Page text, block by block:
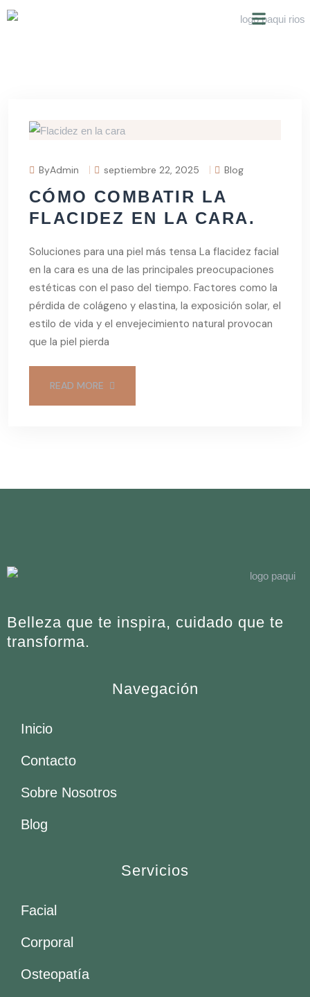
ByAdmin septiembre 22, 2025 Blog
CÓMO COMBATIR LA
FLACIDEZ EN LA CARA.
Soluciones para una piel más tensa La flacidez facial
en la cara es una de las principales preocupaciones
estéticas con el paso del tiempo. Factores como la
pérdida de colágeno y elastina, la exposición solar, el
estilo de vida y el envejecimiento natural provocan
que la piel pierda
READ MORE
Belleza que te inspira, cuidado que te
transforma.
Navegación
Inicio
Contacto
Sobre Nosotros
Blog
Servicios
Facial
Corporal
Osteopatía